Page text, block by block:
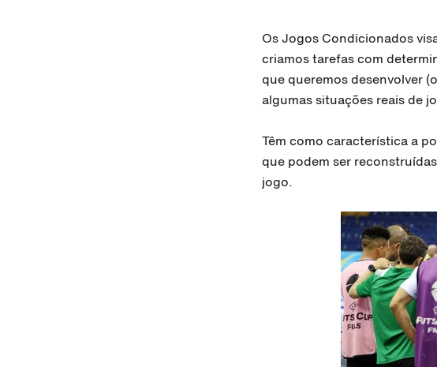
Os Jogos Condicionados
criamos tarefas com
que queremos desenvolver
algumas situações reais de
Têm como característica a
que podem ser
jogo.